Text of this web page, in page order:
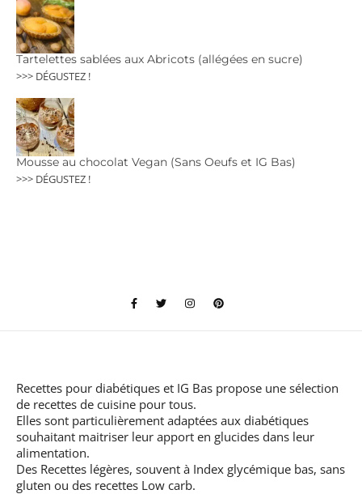
Tartelettes sablées aux Abricots (allégées en sucre)
>>> DÉGUSTEZ !
Mousse au chocolat Vegan (Sans Oeufs et IG Bas)
>>> DÉGUSTEZ !
Recettes pour diabétiques et IG Bas propose une sélection
de recettes de cuisine pour tous.
Elles sont particulièrement adaptées aux diabétiques
souhaitant maitriser leur apport en glucides dans leur
alimentation.
Des Recettes légères, souvent à Index glycémique bas, sans
gluten ou des recettes Low carb.